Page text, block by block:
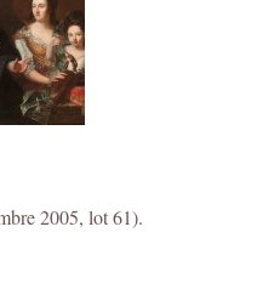
2005, lot 61).